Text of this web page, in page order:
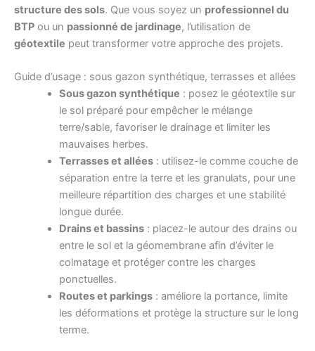
structure des sols. Que vous soyez un professionnel du
BTP ou un passionné de jardinage, l’utilisation de
géotextile peut transformer votre approche des projets.
Guide d’usage : sous gazon synthétique, terrasses et allées
Sous gazon synthétique : posez le géotextile sur
le sol préparé pour empêcher le mélange
terre/sable, favoriser le drainage et limiter les
mauvaises herbes.
Terrasses et allées: utilisez-le comme couche de
séparation entre la terre et les granulats, pour une
meilleure répartition des charges et une stabilité
longue durée.
Drains et bassins: placez-le autour des drains ou
entre le sol et la géomembrane afin d’éviter le
colmatage et protéger contre les charges
ponctuelles.
Routes et parkings: améliore la portance, limite
les déformations et protège la structure sur le long
terme.